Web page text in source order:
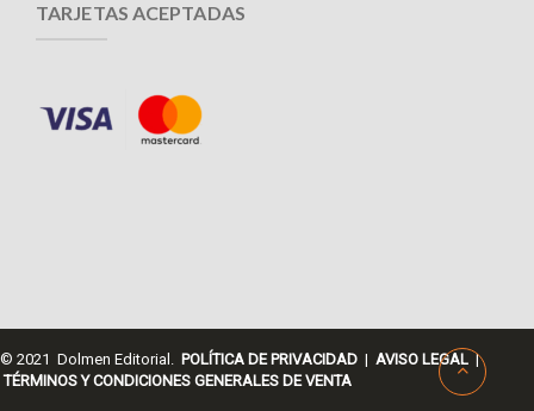
TARJETAS ACEPTADAS
© 2021 Dolmen Editorial. POLÍTICA DE PRIVACIDAD | AVISO LEGAL |
TÉRMINOS Y CONDICIONES GENERALES DE VENTA